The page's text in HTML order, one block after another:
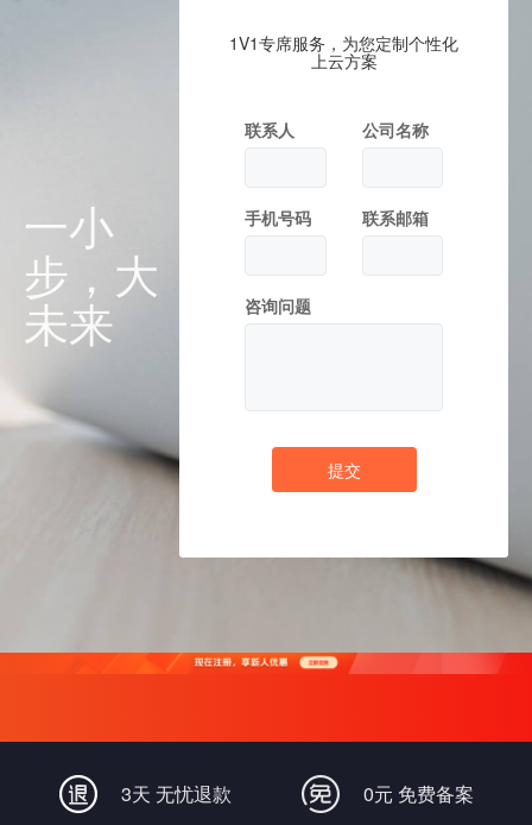
一小
步，大
未来
1V1专席服务，为您定制个性化
上云方案
联系人 公司名称
手机号码 联系邮箱
咨询问题
提交
3天 无忧退款 0元 免费备案